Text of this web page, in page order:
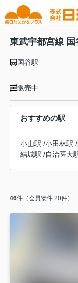
東武宇都宮線
国谷駅
販売中
おすすめの駅
小山駅 /小田林駅 /
結城駅 /自治医大
46件（会員物件 20件）